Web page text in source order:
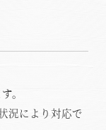
。
況により対応で